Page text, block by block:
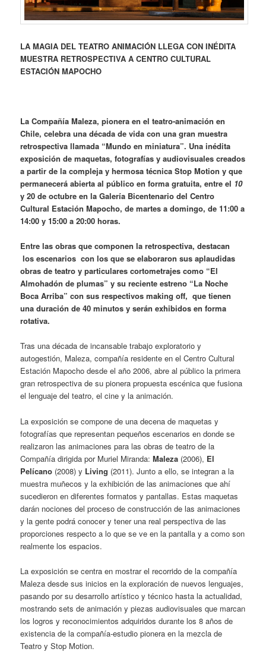
LA MAGIA DEL TEATRO ANIMACIÓN LLEGA CON INÉDITA
MUESTRA RETROSPECTIVA A CENTRO CULTURAL
ESTACIÓN MAPOCHO
La Compañía Maleza, pionera en el teatro-animación en
Chile, celebra una década de vida con una gran muestra
retrospectivallamada “Mundo en miniatura”. Una inédita
exposición de maquetas, fotografías y audiovisuales creados
a partir de la compleja y hermosa técnica Stop Motion y que
permanecerá abierta al público en forma gratuita, entre el 10
y 20 de octubre en la Galería Bicentenario del Centro
Cultural Estación Mapocho, de martes a domingo, de 11:00 a
14:00 y 15:00 a 20:00 horas.
Entre las obras que componen la retrospectiva, destacan
los escenarios con los que se elaboraron sus aplaudidas
obras de teatro y particulares cortometrajes como “El
Almohadón de plumas” y su reciente estreno “La Noche
Boca Arriba”con sus respectivos making off, que tienen
una duración de 40 minutos y serán exhibidos en forma
rotativa.
Tras una década de incansable trabajo exploratorio y
autogestión, Maleza, compañía residente en el Centro Cultural
Estación Mapocho desde el año 2006, abre al público la primera
gran retrospectiva de su pionera propuesta escénica que fusiona
el lenguaje del teatro, el cine y la animación.
La exposición se compone de una decena de maquetas y
fotografías que representan pequeños escenarios en donde se
realizaron las animaciones para las obras de teatro de la
Compañía dirigida por Muriel Miranda:Maleza (2006), El
Pelícano (2008) y Living (2011). Junto a ello, se integran a la
muestra muñecos y la exhibición de las animaciones que ahí
sucedieron en diferentes formatos y pantallas. Estas maquetas
darán nociones del proceso de construcción de las animaciones
y la gente podrá conocer y tener una real perspectiva de las
proporciones respecto a lo que se ve en la pantalla y a como son
realmente los espacios.
La exposición se centra en mostrar el recorrido de la compañía
Maleza desde sus inicios en la exploración de nuevos lenguajes,
pasando por su desarrollo artístico y técnico hasta la actualidad,
mostrando sets de animación y piezas audiovisuales que marcan
los logros y reconocimientos adquiridos durante los 8 años de
existencia de la compañía-estudio pionera en la mezcla de
Teatro y Stop Motion.